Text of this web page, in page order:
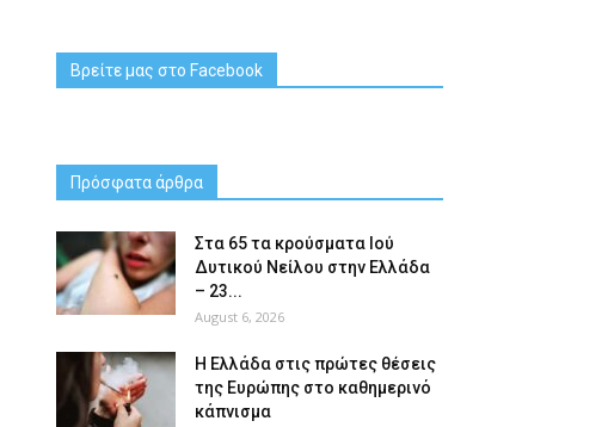
Βρείτε μας στο Facebook
Πρόσφατα άρθρα
Στα 65 τα κρούσματα Ιού
Δυτικού Νείλου στην Ελλάδα
– 23...
August 6, 2026
Η Ελλάδα στις πρώτες θέσεις
της Ευρώπης στο καθημερινό
κάπνισμα